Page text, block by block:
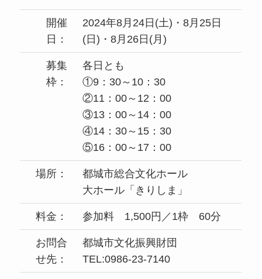
開催
日：
2024年8月24日(土)・8月25日
(日)・8月26日(月)
募集
枠：
各日とも
①9：30～10：30
②11：00～12：00
③13：00～14：00
④14：30～15：30
⑤16：00～17：00
場所：
都城市総合文化ホール
大ホール「きりしま」
料金： 参加料 1,500円／1枠 60分
お問合
せ先：
都城市文化振興財団
TEL:0986-23-7140